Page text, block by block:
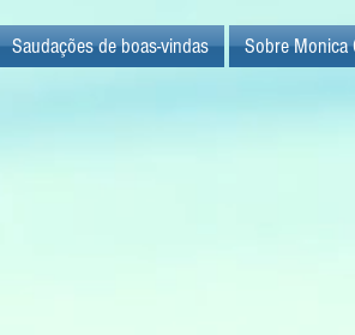
Saudações de boas-vindas Sobre Monica